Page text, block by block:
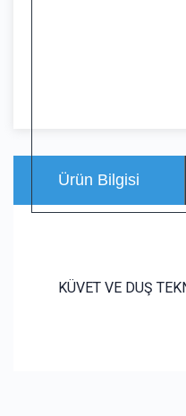
Ürün Bilgisi
KÜVET VE DUŞ